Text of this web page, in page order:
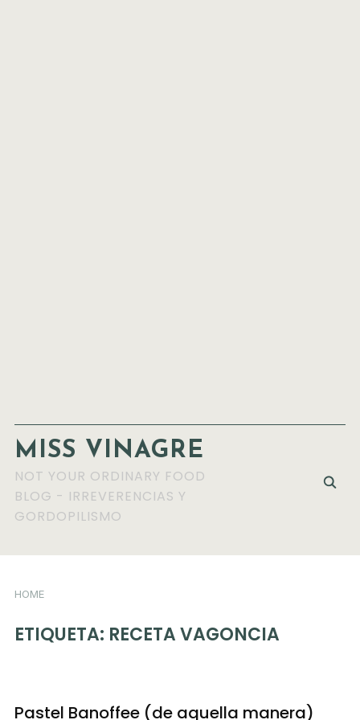
MISS VINAGRE
NOT YOUR ORDINARY FOOD
BLOG - IRREVERENCIAS Y
GORDOPILISMO
HOME
ETIQUETA: RECETA VAGONCIA
Pastel Banoffee (de aquella manera)